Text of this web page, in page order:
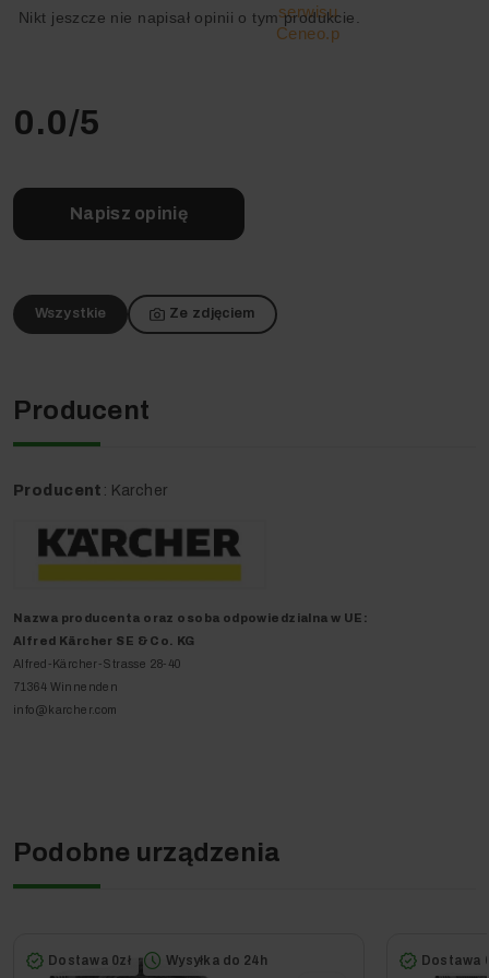
Wyposażony w ogromny, 90-litrowy zbiornik, pozwala na
długą pracę bez przerw na opróżnianie, co znacząco
konstrukcja, wysoka jakość wykonania i intuicyjna obsługa
urządzenie, które łączy w sobie wyjątkową moc ssania z
trwałością, na której można polegać każdego dnia.
Kluczowe technologie i
innowacje
dzięki dwóm
turbinom
potężne turbiny
konstrukcja i
mobilność
kołom i
łatwo dostępny
Nikt jeszcze nie napisał opinii o tym produkcie.
0.0/5
Napisz opinię
Wszystkie Ze zdjęciem
Producent
Producent : Karcher
Nazwa producenta oraz o soba odpowiedzialna w UE :
Alfred Kärcher SE & Co. KG
Alfred-Kärcher-Strasse 28-40
71364 Winnenden
info@karcher.com
Podobne urządzenia
Dostawa 0zł Wysyłka do 24h Dostawa